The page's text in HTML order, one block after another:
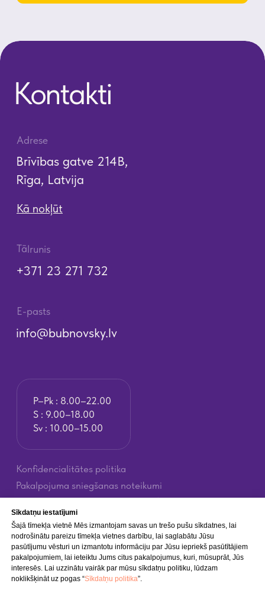
Sīkdatņu iestatījumi
Šajā tīmekļa vietnē Mēs izmantojam savas un trešo pušu sīkdatnes, lai
nodrošinātu pareizu tīmekļa vietnes darbību, lai saglabātu Jūsu
pasūtījumu vēsturi un izmantotu informāciju par Jūsu iepriekš pasūtītājiem
pakalpojumiem, lai ieteiktu Jums citus pakalpojumus, kuri, mūsuprāt, Jūs
interesēs. Lai uzzinātu vairāk par mūsu sīkdatņu politiku, lūdzam
noklikšķināt uz pogas “Sīkdatņu politika”.